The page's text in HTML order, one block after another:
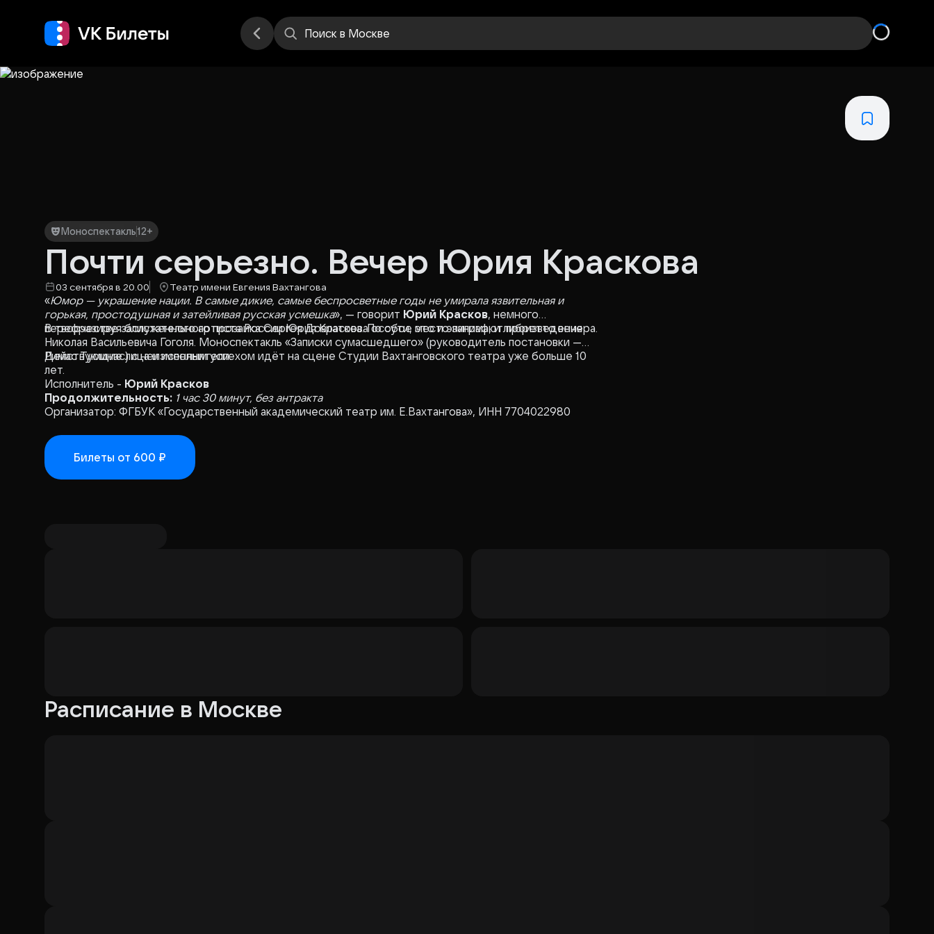
Поиск в Москве
Моноспектакль12+
Почти серьезно. Вечер Юрия Краскова
03 сентября в 20.00 Театр имени Евгения Вахтангова
«Юмор — украшение нации. В самые дикие, самые беспросветные годы не умирала язвительная и
горькая, простодушная и затейливая русская усмешка», — говорит Юрий Красков, немного
перефразируя блистательного прозаика Сергея Довлатова. По сути, это и эпиграф, и либретто вечера.
В творчестве заслуженного артиста России Юрия Краскова особое место занимают произведения
Николая Васильевича Гоголя. Моноспектакль «Записки сумасшедшего» (руководитель постановки —
Римас Туминас) с неизменным успехом идёт на сцене Студии Вахтанговского театра уже больше 10
лет.
Действующие лица и исполнители:
Исполнитель - Юрий Красков
Продолжительность: 1 час 30 минут, без антракта
Организатор: ФГБУК «Государственный академический театр им. Е.Вахтангова», ИНН 7704022980
Билеты от 600 ₽
Расписание в Москве